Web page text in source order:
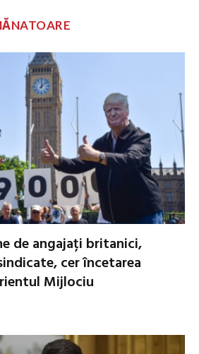
de angajați britanici,
cer încetarea
Mijlociu